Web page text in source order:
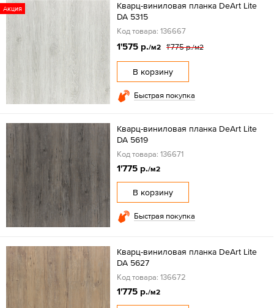
Акция
Кварц-виниловая планка DeArt Lite
DA 5315
Код товара: 136667
1'575 р./м2 1'775 р./м2
В корзину
Быстрая покупка
Кварц-виниловая планка DeArt Lite
DA 5619
Код товара: 136671
1'775 р./м2
В корзину
Быстрая покупка
Кварц-виниловая планка DeArt Lite
DA 5627
Код товара: 136672
1'775 р./м2